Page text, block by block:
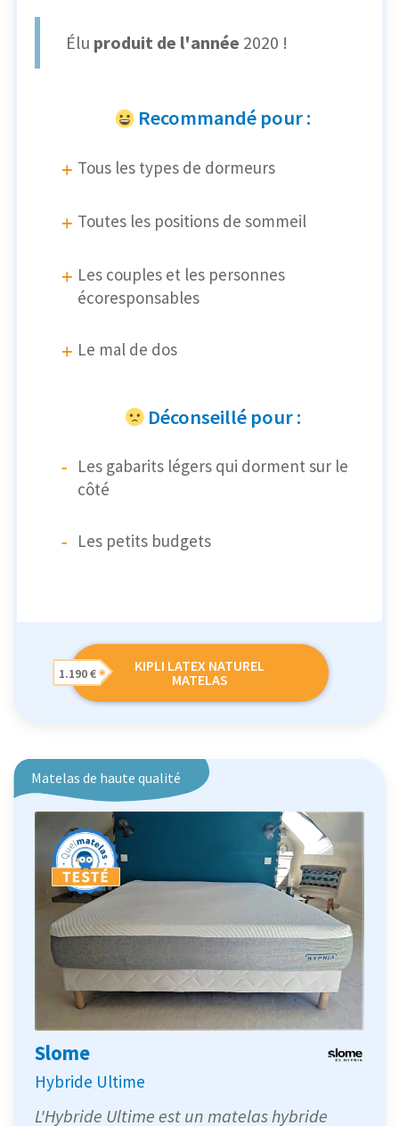
Élu produit de l'année 2020 !
Recommandé pour :
Tous les types de dormeurs
Toutes les positions de sommeil
Les couples et les personnes
écoresponsables
Le mal de dos
Déconseillé pour :
Les gabarits légers qui dorment sur le
côté
Les petits budgets
KIPLI LATEX NATUREL
MATELAS
1.190 €
Matelas de haute qualité
Slome
Hybride Ultime
L'Hybride Ultime est un matelas hybride